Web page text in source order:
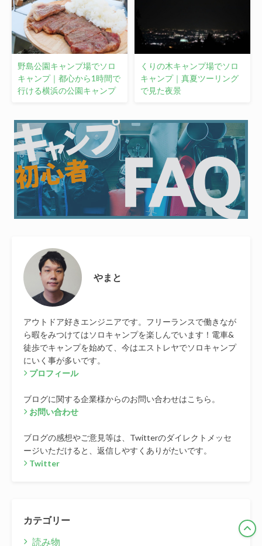
野島公園キャンプ場でソロ
キャンプ｜都心から1時間で
行ける横浜の公園キャンプ
くりの木キャンプ場でソロ
キャンプ｜真夏ツーリング
で見た夜景
やまと
アウトドア好きエンジニアです。フリーランスで働きなが
ら暇をみつけてはソロキャンプを楽しんでいます！電車&
徒歩でキャンプを始めて、今はエストレヤでソロキャンプ
にいく事が多いです。
プロフィール
ブログに関する企業様からのお問い合わせはこちら。
お問い合わせ
ブログの感想やご意見等は、Twitterのダイレクトメッセ
ージいただけると、返信しやすくありがたいです。
Twitter
カテゴリー
読み物